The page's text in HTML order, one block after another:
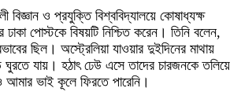
বিজ্ঞান ও প্রযুক্তি বিশ্ববিদ্যালয়ে কোষাধ্যক্ষ
ঢাকা পোস্টকে বিষয়টি নিশ্চিত করেন। তিনি বলেন,
ছিল। অস্ট্রেলিয়া যাওয়ার দুইদিনের মাথায়
ঘুরতে যায়। হঠাৎ ঢেউ এসে তাদের চারজনকে তলিয়ে
ভাই কূলে ফিরতে পারেনি।